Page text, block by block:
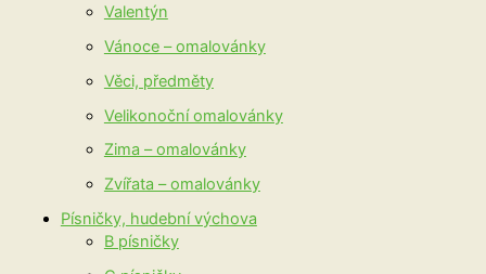
Valentýn
Vánoce – omalovánky
Věci, předměty
Velikonoční omalovánky
Zima – omalovánky
Zvířata – omalovánky
Písničky, hudební výchova
B písničky